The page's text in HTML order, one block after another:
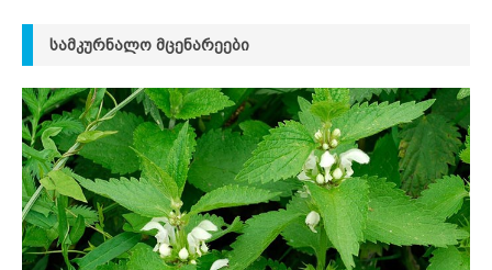
ᲡᲐᲛᲙᲣᲠᲜᲐᲚᲝ ᲛᲪᲔᲜᲐᲠᲔᲔᲑᲘ